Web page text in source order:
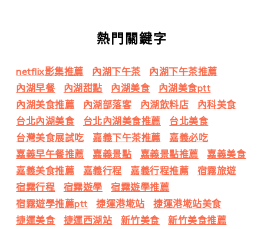
熱門關鍵字
netflix影集推薦 內湖下午茶
內湖下午茶推薦
內湖早餐
內湖甜點 內湖美食
內湖美食ptt
內湖美食推薦
內湖部落客 內湖飲料店
內科美食
台北內湖美食
台北內湖美食推薦
台北美食
台灣美食展試吃
嘉義下午茶推薦
嘉義必吃
嘉義早午餐推薦
嘉義景點 嘉義景點推薦
嘉義美食
嘉義美食推薦
嘉義行程 嘉義行程推薦
宿霧旅遊
宿霧行程
宿霧遊學
宿霧遊學推薦
宿霧遊學推薦ptt
捷運港墘站
捷運港墘站美食
捷運美食
捷運西湖站 新竹美食 新竹美食推薦